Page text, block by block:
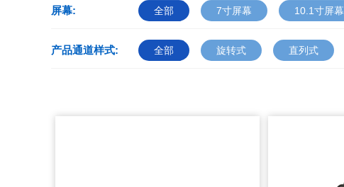
屏幕: 全部 7寸屏幕 10.1寸屏幕
产品通道样式: 全部 旋转式 直列式